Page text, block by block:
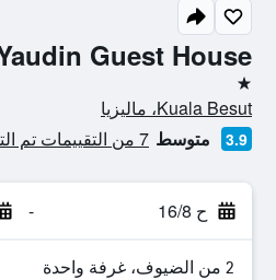
Guest House
نجمة واحدة
Kuala Besut، ماليزيا
3.9 متوسط 7 من التقييمات تم التحقق منها
ح 16/8 -
2 من الضيوف، غرفة واحدة